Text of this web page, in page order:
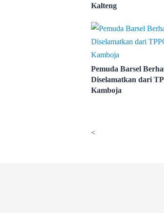
Kalteng
Pemuda Barsel
Diselamatkan dari
Kamboja
<